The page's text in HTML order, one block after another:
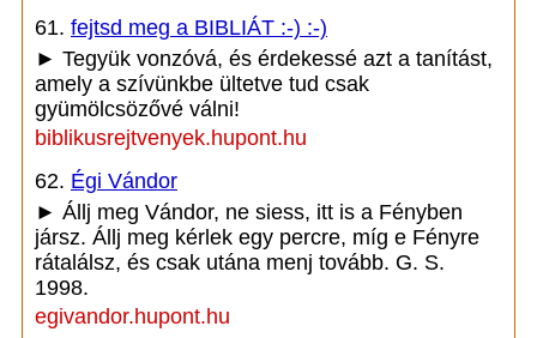
61. fejtsd meg a BIBLIÁT :-) :-)
► Tegyük vonzóvá, és érdekessé azt a tanítást,
amely a szívünkbe ültetve tud csak
gyümölcsözővé válni!
biblikusrejtvenyek.hupont.hu
62. Égi Vándor
► Állj meg Vándor, ne siess, itt is a Fényben
jársz. Állj meg kérlek egy percre, míg e Fényre
rátalálsz, és csak utána menj tovább. G. S.
1998.
egivandor.hupont.hu